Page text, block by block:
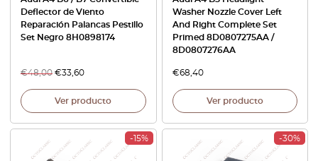
Deflector de Viento
Reparación Palancas Pestillo
Set Negro 8H0898174
€48,00 €33,60
Ver producto
Washer Nozzle Cover Left
And Right Complete Set
Primed 8D0807275AA /
8D0807276AA
€68,40
Ver producto
-15% -30%